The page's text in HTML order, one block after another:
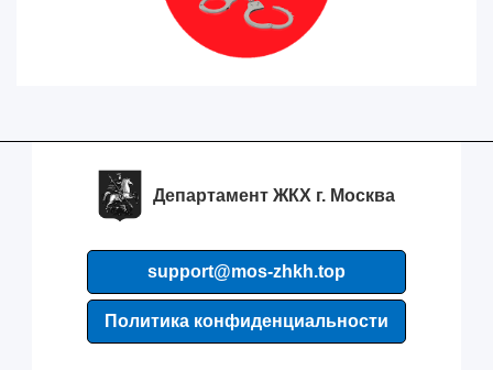
Департамент ЖКХ г. Москва
support@mos-zhkh.top
Политика конфиденциальности